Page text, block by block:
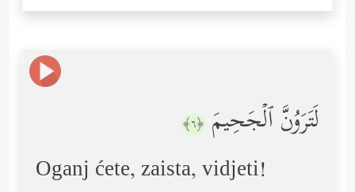
لَتَرَوُنَّ ٱلۡجَحِیمَ ﴿٦﴾
Oganj ćete, zaista, vidjeti!